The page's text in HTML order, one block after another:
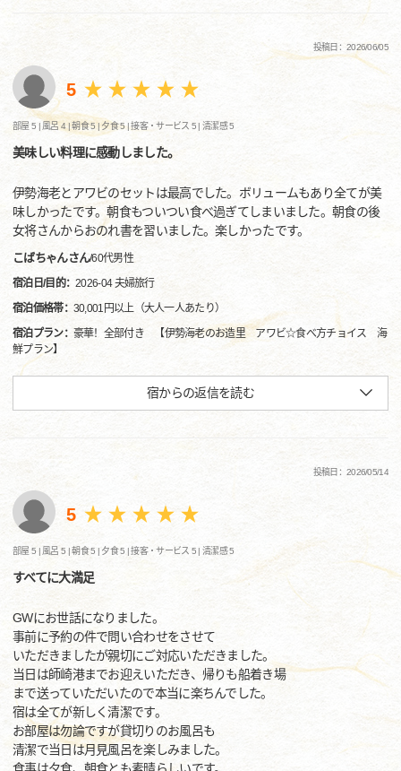
投稿日：2026/06/05
5
部屋 5 |風呂 4 |朝食 5 |夕食 5 |接客・サービス 5 |清潔感 5
美味しい料理に感動しました。
伊勢海老とアワビのセットは最高でした。ボリュームもあり全てが美
味しかったです。朝食もついつい食べ過ぎてしまいました。朝食の後
女将さんからおのれ書を習いました。楽しかったです。
こばちゃんさん/60代男性
宿泊日/目的：2026-04 夫婦旅行
宿泊価格帯： 30,001円以上（大人一人あたり）
宿泊プラン： 豪華！全部付き 【伊勢海老のお造里 アワビ☆食べ方チョイス 海
鮮プラン】
宿からの返信を読む
投稿日：2026/05/14
5
部屋 5 |風呂 5 |朝食 5 | 夕食 5 |接客・サービス 5 |清潔感 5
すべてに大満足
GWにお世話になりました。
事前に予約の件で問い合わせをさせて
いただきましたが親切にご対応いただきました。
当日は師崎港までお迎えいただき、帰りも船着き場
まで送っていただいたので本当に楽ちんでした。
宿は全てが新しく清潔です。
お部屋は勿論ですが貸切りのお風呂も
清潔で当日は月見風呂を楽しみました。